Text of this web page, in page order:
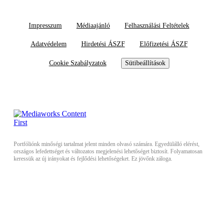
Impresszum Médiaajánló Felhasználási Feltételek
Adatvédelem Hirdetési ÁSZF Előfizetési ÁSZF
Cookie Szabályzatok Sütibeállítások
Portfóliónk minőségi tartalmat jelent minden olvasó számára. Egyedülálló elérést,
országos lefedettséget és változatos megjelenési lehetőséget biztosít. Folyamatosan
keressük az új irányokat és fejlődési lehetőségeket. Ez jövőnk záloga.